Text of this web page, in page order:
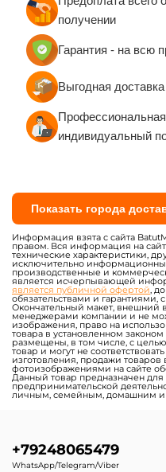
получении
Гарантия - на всю
Выгодная
индивидуальный
Показать города
Информация взята с сайта
правом. Вся информация на
технические характеристики,
исключительно
производственные и
является исчерпывающей
является публичной офертой,
обязательствами и гарантиями,
Окончательный макет, внешний
менеджерами компании и не
изображения, право на
товара в установленном
размещены, в том числе, с
товар и могут не
изготовления, продажи товаров
фотоизображениями на сайте
Данный товар предназначен для
предпринимательской
личным, семейным, домашним
+79248065479
WhatsApp/Telegram/Viber